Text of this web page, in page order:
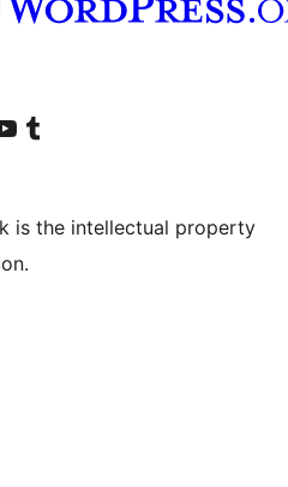
频道 访问我们的 Tumblr 账号
is the intellectual property